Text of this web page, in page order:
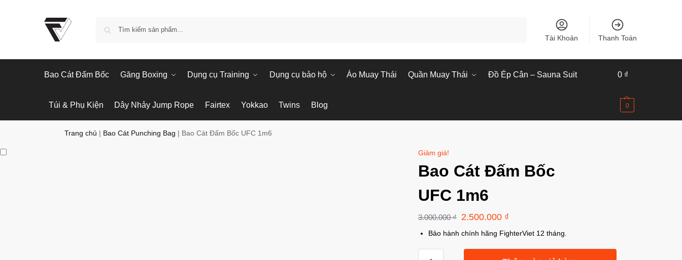
Tài Khoản Thanh Toán
Bao Cát Đấm Bốc Găng Boxing Dụng cụ Training Dụng cụ bảo hộ Áo Muay Thái Quần Muay Thái Đồ Ép Cân – Sauna Suit
Túi & Phụ Kiện Dây Nhảy Jump Rope Fairtex Yokkao Twins Blog
0 ₫
0
Trang chủ Bao Cát Punching Bag Bao Cát Đấm Bốc UFC 1m6
Giảm giá!
Bao Cát Đấm Bốc
UFC 1m6
3.000.000₫ 2.500.000 ₫
Bảo hành chính hãng FighterViet 12 tháng.